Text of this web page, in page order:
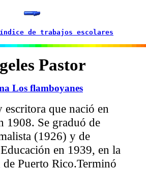
de trabajos escolares
Pastor
Los flamboyanes
escritora que nació en
1908. Se graduó de
(1926) y de
en 1939, en la
Puerto Rico.Terminó